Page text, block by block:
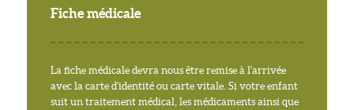
Fiche médicale
La fiche médicale devra nous être remise à l'arrivée
avec la carte d'identité ou carte vitale. Si votre enfant
suit un traitement médical, les médicaments ainsi que